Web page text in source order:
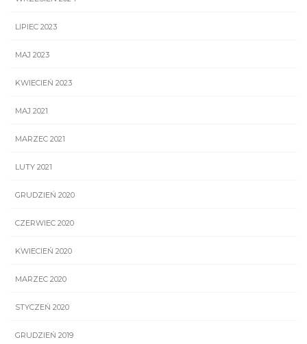
LIPIEC 2023
MAJ 2023
KWIECIEŃ 2023
MAJ 2021
MARZEC 2021
LUTY 2021
GRUDZIEŃ 2020
CZERWIEC 2020
KWIECIEŃ 2020
MARZEC 2020
STYCZEŃ 2020
GRUDZIEŃ 2019